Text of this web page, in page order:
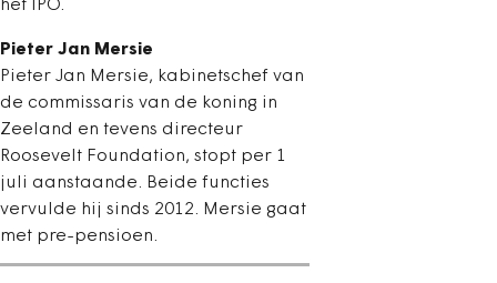
het IPO.
Pieter Jan Mersie
Pieter Jan Mersie, kabinetschef van
de commissaris van de koning in
Zeeland en tevens directeur
Roosevelt Foundation, stopt per 1
juli aanstaande. Beide functies
vervulde hij sinds 2012. Mersie gaat
met pre-pensioen.